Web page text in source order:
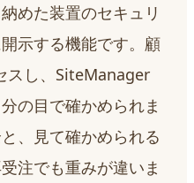
めた装置のセキュリ
示する機能です。顧
スし、SiteManager
の目で確かめられま
、見て確かめられる
注でも重みが違いま